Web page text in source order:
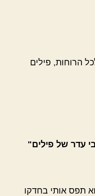
הרוחות, פילים
עדר של פילים"
תפס אותי בחדקו